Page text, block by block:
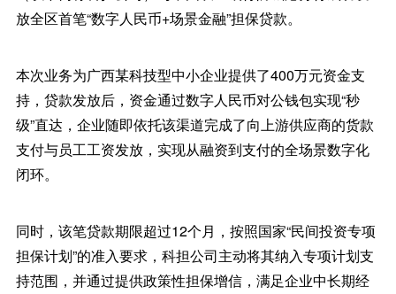
放全区首笔“数字人民币+场景金融”担保贷款。
本次业务为广西某科技型中小企业提供了400万元资金支
持，贷款发放后，资金通过数字人民币对公钱包实现“秒
级”直达，企业随即依托该渠道完成了向上游供应商的货款
支付与员工工资发放，实现从融资到支付的全场景数字化
闭环。
同时，该笔贷款期限超过12个月，按照国家“民间投资专项
担保计划”的准入要求，科担公司主动将其纳入专项计划支
持范围，并通过提供政策性担保增信，满足企业中长期经